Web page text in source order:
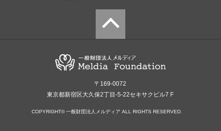
〒169-0072
東京都新宿区大久保2丁目-5-22セキサクビル7 F
COPYRIGHT© 一般財団法人メルディア ALL RIGHTS RESERVED.